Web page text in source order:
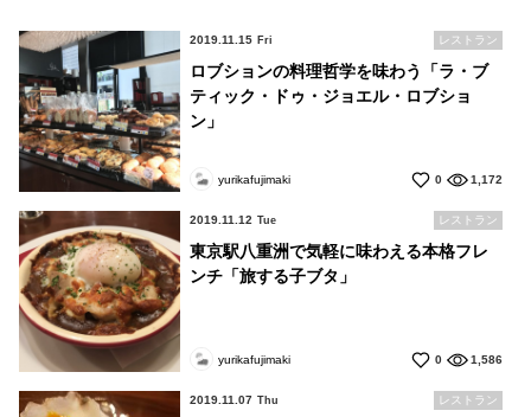
2019.11.15 Fri レストラン
ロブションの料理哲学を味わう「ラ・ブ
ティック・ドゥ・ジョエル・ロブショ
ン」
yurikafujimaki 0 1,172
2019.11.12 Tue レストラン
東京駅八重洲で気軽に味わえる本格フレ
ンチ「旅する子ブタ」
yurikafujimaki 0 1,586
2019.11.07 Thu レストラン